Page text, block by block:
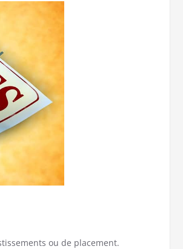
ou de placement.